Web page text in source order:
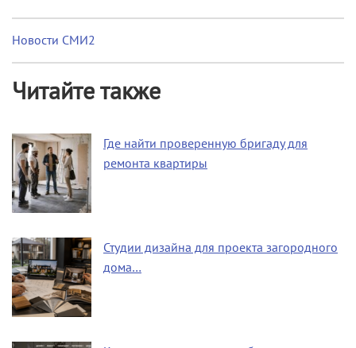
Новости СМИ2
Читайте также
Где найти проверенную бригаду для
ремонта квартиры
Студии дизайна для проекта загородного
дома…